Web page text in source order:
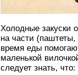
Холодные закуски
на части
время еды
маленькой
следует знать, что: